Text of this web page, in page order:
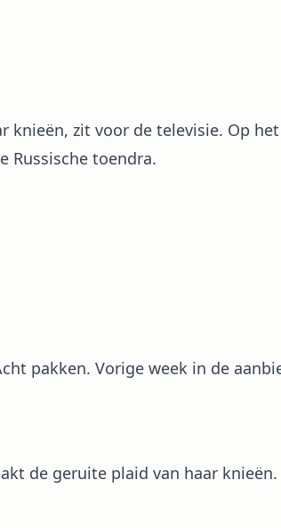
knieën, zit voor de televisie. Op
Russische toendra.
pakken. Vorige week in de
de geruite plaid van haar knieën.